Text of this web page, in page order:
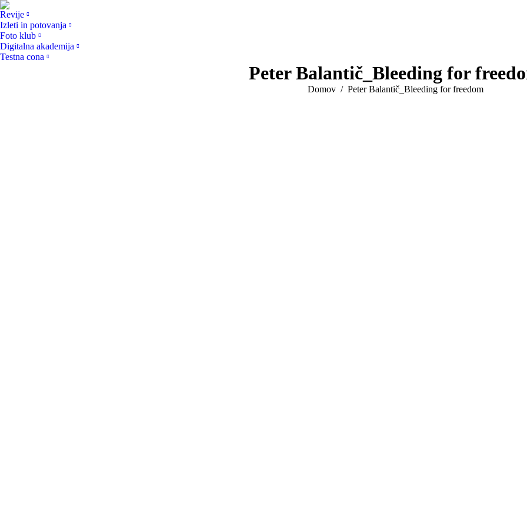
Revije
Izleti in potovanja
Foto klub
Digitalna akademija
Testna cona
Peter Balantič_Bleeding for
You are here:
Domov Peter Balantič_Bleeding for freedom